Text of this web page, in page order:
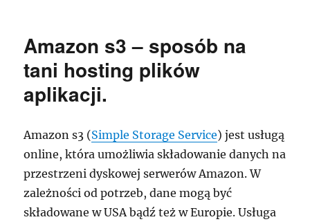
hosting
i
Amazon s3 – sposób na
tani hosting plików
aplikacji.
Amazon s3 (Simple Storage Service) jest usługą
online, która umożliwia składowanie danych na
przestrzeni dyskowej serwerów Amazon. W
zależności od potrzeb, dane mogą być
składowane w USA bądź też w Europie. Usługa